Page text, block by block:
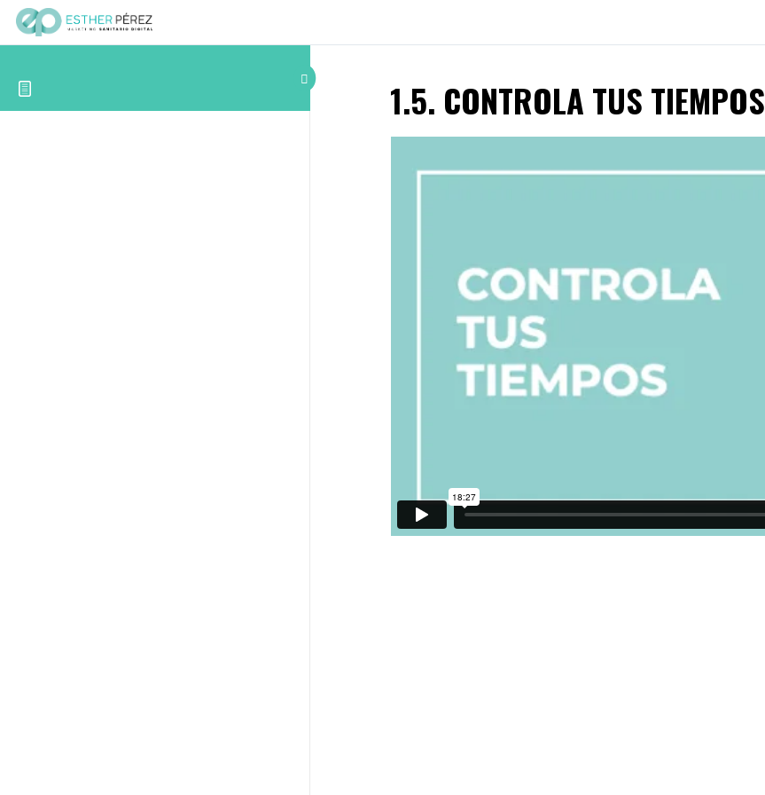
1.5. CONTROLA TUS TIEMPOS